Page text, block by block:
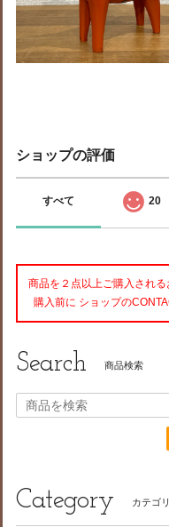
ショップの評価
すべて 20
商品を２点以上ご購入され
購入前に ショップの
Search 商品検索
Category カテゴ